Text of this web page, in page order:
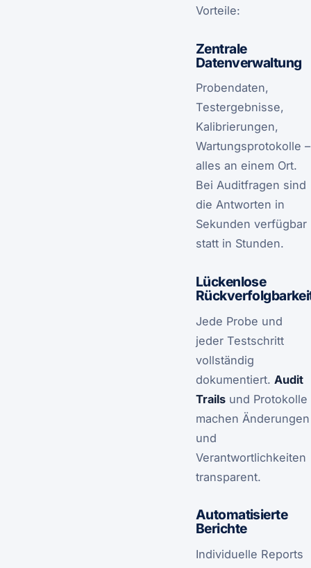
Vorteile:
Zentrale
Datenverwaltung
Probendaten,
Testergebnisse,
Kalibrierungen,
Wartungsprotokolle –
alles an einem Ort.
Bei Auditfragen sind
die Antworten in
Sekunden verfügbar
statt in Stunden.
Lückenlose
Jede Probe und
jeder Testschritt
vollständig
dokumentiert. Audit
Trails und Protokolle
machen Änderungen
und
Verantwortlichkeiten
transparent.
Automatisierte
Berichte
Individuelle Reports